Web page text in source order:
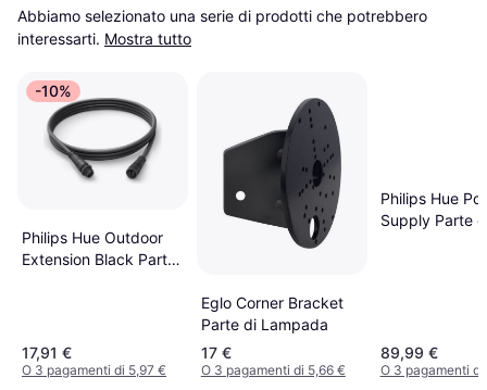
Abbiamo selezionato una serie di prodotti che potrebbero
interessarti. Mostra tutto
-10%
Philips Hue Outdoor
Extension Black Parte
17,91 €
O 3 pagamenti di 5,97 €
Eglo Corner Bracket
Parte di Lampada
17 €
O 3 pagamenti di 5,66 €
Philips Hue
Supply Parte
89,99 €
O 3 pagamenti di